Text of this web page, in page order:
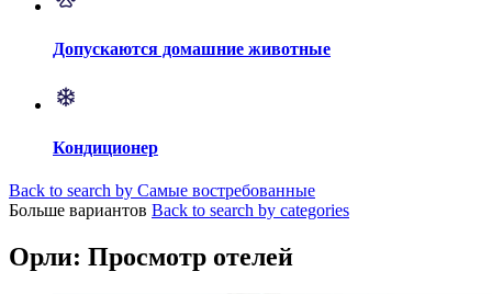
Допускаются домашние животные
Кондиционер
Back to search by Самые востребованные
Больше вариантов Back to search by categories
Орли: Просмотр отелей